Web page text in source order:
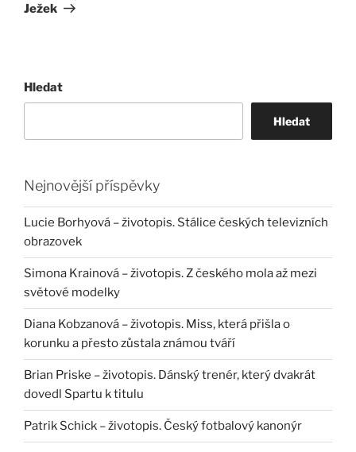
Ježek
Hledat
Hledat
Nejnovější příspěvky
Lucie Borhyová – životopis. Stálice českých televizních
obrazovek
Simona Krainová – životopis. Z českého mola až mezi
světové modelky
Diana Kobzanová – životopis. Miss, která přišla o
korunku a přesto zůstala známou tváří
Brian Priske – životopis. Dánský trenér, který dvakrát
dovedl Spartu k titulu
Patrik Schick – životopis. Český fotbalový kanonýr